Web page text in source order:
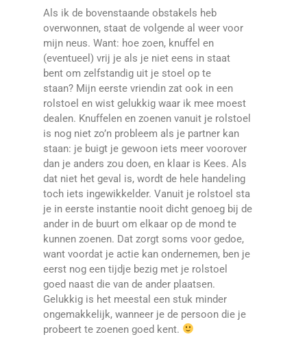
Als ik de bovenstaande obstakels heb
overwonnen, staat de volgende al weer voor
mijn neus. Want: hoe zoen, knuffel en
(eventueel) vrij je als je niet eens in staat
bent om zelfstandig uit je stoel op te
staan? Mijn eerste vriendin zat ook in een
rolstoel en wist gelukkig waar ik mee moest
dealen. Knuffelen en zoenen vanuit je rolstoel
is nog niet zo’n probleem als je partner kan
staan: je buigt je gewoon iets meer voorover
dan je anders zou doen, en klaar is Kees. Als
dat niet het geval is, wordt de hele handeling
toch iets ingewikkelder. Vanuit je rolstoel sta
je in eerste instantie nooit dicht genoeg bij de
ander in de buurt om elkaar op de mond te
kunnen zoenen. Dat zorgt soms voor gedoe,
want voordat je actie kan ondernemen, ben je
eerst nog een tijdje bezig met je rolstoel
goed naast die van de ander plaatsen.
Gelukkig is het meestal een stuk minder
ongemakkelijk, wanneer je de persoon die je
probeert te zoenen goed kent.